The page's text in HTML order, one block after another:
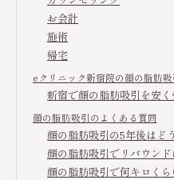
お会計
施術
帰宅
eクリニック新宿院の顔の脂肪
新宿で顔の脂肪吸引を安
顔の脂肪吸引のよくある質問
顔の脂肪吸引の5年後はど
顔の脂肪吸引でリバウンド
顔の脂肪吸引で何キロく